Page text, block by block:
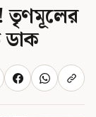
তৃণমূলের
ডাক